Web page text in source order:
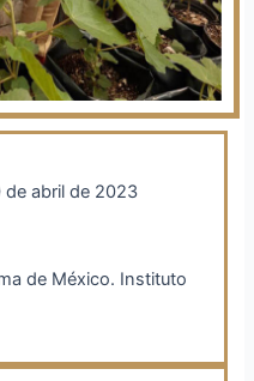
de abril de 2023
de México. Instituto